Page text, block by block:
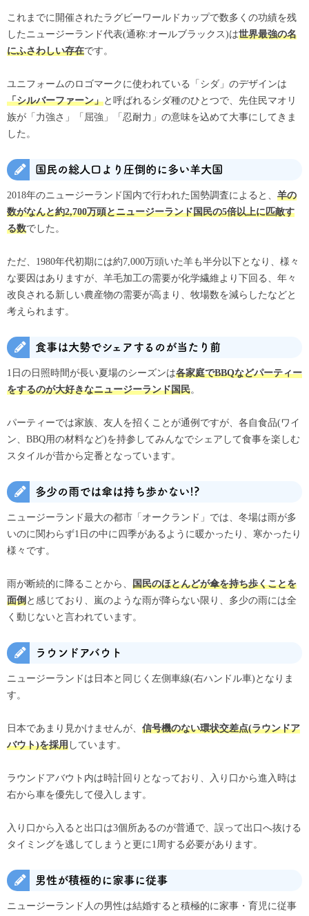
これまでに開催されたラグビーワールドカップで数多くの功績を残
したニュージーランド代表(通称:オールブラックス)は世界最強の名
にふさわしい存在です。
ユニフォームのロゴマークに使われている「シダ」のデザインは
「シルバーファーン」と呼ばれるシダ種のひとつで、先住民マオリ
族が「力強さ」「屈強」「忍耐力」の意味を込めて大事にしてきま
した。
国民の総人口より圧倒的に多い羊大国
2018年のニュージーランド国内で行われた国勢調査によると、
羊の
数がなんと約2,700万頭とニュージーランド国民の5倍以上に匹敵す
る数でした。
ただ、1980年代初期には約7,000万頭いた羊も半分以下となり、様々
な要因はありますが、羊毛加工の需要が化学繊維より下回る、年々
改良される新しい農産物の需要が高まり、牧場数を減らしたなどと
考えられます。
食事は大勢でシェアするのが当たり前
1日の日照時間が長い夏場のシーズンは各家庭でBBQなどパーティー
をするのが大好きなニュージーランド国民。
パーティーでは家族、友人を招くことが通例ですが、各自食品(ワイ
ン、BBQ用の材料など)を持参してみんなでシェアして食事を楽しむ
スタイルが昔から定番となっています。
多少の雨では傘は持ち歩かない!?
ニュージーランド最大の都市「オークランド」では、冬場は雨が多
いのに関わらず1日の中に四季があるように暖かったり、寒かったり
様々です。
雨が断続的に降ることから、
国民のほとんどが傘を持ち歩くことを
面倒と感じており、嵐のような雨が降らない限り、多少の雨には全
く動じないと言われています。
ラウンドアバウト
ニュージーランドは日本と同じく左側車線(右ハンドル車)となりま
す。
日本であまり見かけませんが、
信号機のない環状交差点(ラウンドア
バウト)を採用 しています。
ラウンドアバウト内は時計回りとなっており、入り口から進入時は
右から車を優先して侵入します。
入り口から入ると出口は3個所あるのが普通で、誤って出口へ抜ける
タイミングを逃してしまうと更に1周する必要があります。
男性が積極的に家事に従事
ニュージーランド人の男性は結婚すると積極的に家事・育児に従事